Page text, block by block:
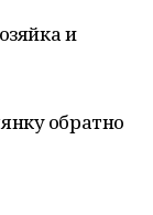
и
обратно